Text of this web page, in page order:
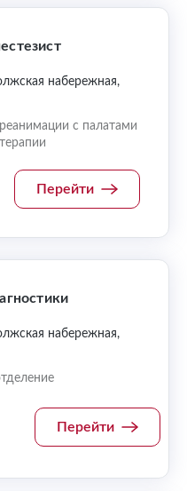
набережная,
с палатами
Перейти
набережная,
Перейти